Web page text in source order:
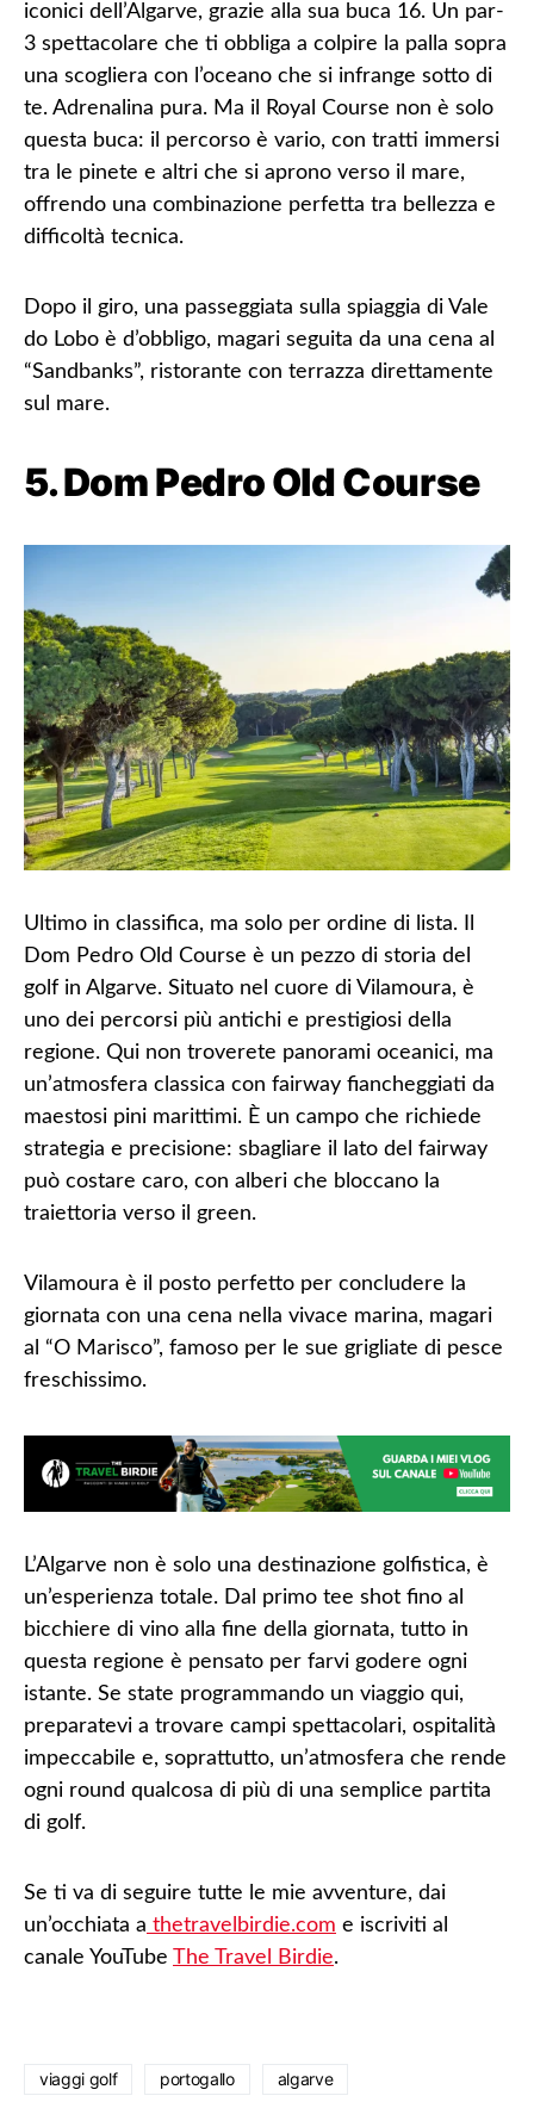
iconici dell’Algarve, grazie alla sua buca 16. Un par-
3 spettacolare che ti obbliga a colpire la palla sopra
una scogliera con l’oceano che si infrange sotto di
te. Adrenalina pura. Ma il Royal Course non è solo
questa buca: il percorso è vario, con tratti immersi
tra le pinete e altri che si aprono verso il mare,
offrendo una combinazione perfetta tra bellezza e
difficoltà tecnica.
Dopo il giro, una passeggiata sulla spiaggia di Vale
do Lobo è d’obbligo, magari seguita da una cena al
“Sandbanks”, ristorante con terrazza direttamente
sul mare.
5. Dom Pedro Old Course
Ultimo in classifica, ma solo per ordine di lista. Il
Dom Pedro Old Course è un pezzo di storia del
golf in Algarve. Situato nel cuore di Vilamoura, è
uno dei percorsi più antichi e prestigiosi della
regione. Qui non troverete panorami oceanici, ma
un’atmosfera classica con fairway fiancheggiati da
maestosi pini marittimi. È un campo che richiede
strategia e precisione: sbagliare il lato del fairway
può costare caro, con alberi che bloccano la
traiettoria verso il green.
Vilamoura è il posto perfetto per concludere la
giornata con una cena nella vivace marina, magari
al “O Marisco”, famoso per le sue grigliate di pesce
freschissimo.
L’Algarve non è solo una destinazione golfistica, è
un’esperienza totale. Dal primo tee shot fino al
bicchiere di vino alla fine della giornata, tutto in
questa regione è pensato per farvi godere ogni
istante. Se state programmando un viaggio qui,
preparatevi a trovare campi spettacolari, ospitalità
impeccabile e, soprattutto, un’atmosfera che rende
ogni round qualcosa di più di una semplice partita
di golf.
Se ti va di seguire tutte le mie avventure, dai
un’occhiata a thetravelbirdie.com e iscriviti al
canale YouTube The Travel Birdie.
viaggi golf portogallo algarve